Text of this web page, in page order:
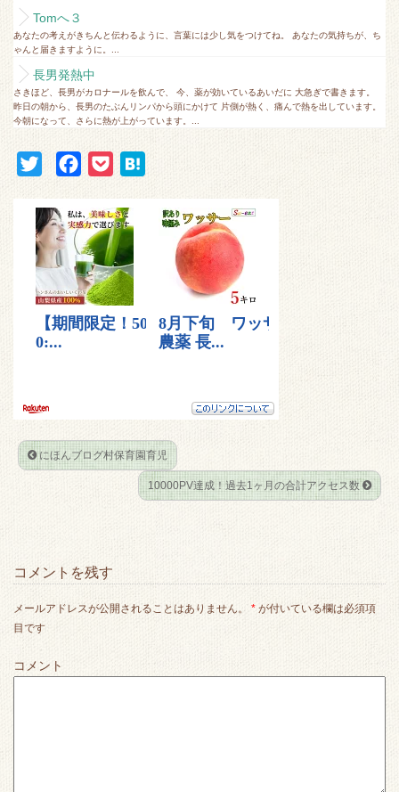
Tomへ３
あなたの考えがきちんと伝わるように、言葉には少し気をつけてね。 あなたの気持ちが、ち
ゃんと届きますように。...
長男発熱中
さきほど、長男がカロナールを飲んで、 今、薬が効いているあいだに 大急ぎで書きます。
昨日の朝から、長男のたぶんリンパから頭にかけて 片側が熱く、痛んで熱を出しています。
今朝になって、さらに熱が上がっています。...
i
t
t
e
r
c
e
b
o
o
c
k
e
t
にほんブログ村保育園育児
10000PV達成！過去1ヶ月の合計アクセス数
コメントを残す
メールアドレスが公開されることはありません。 * が付いている欄は必須項
目です
コメント